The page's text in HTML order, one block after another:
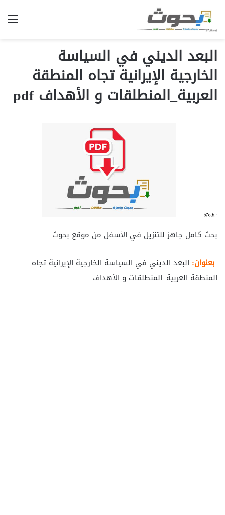
البعد الديني في السياسة
الخارجية الإيرانية تجاه المنطقة
العربية_المنطلقات و الأهداف pdf
بحث كامل جاهز للتنزيل في الأسفل من موقع بحوث
بعنوان: البعد الديني في السياسة الخارجية الإيرانية تجاه
المنطقة العربية_المنطلقات و الأهداف